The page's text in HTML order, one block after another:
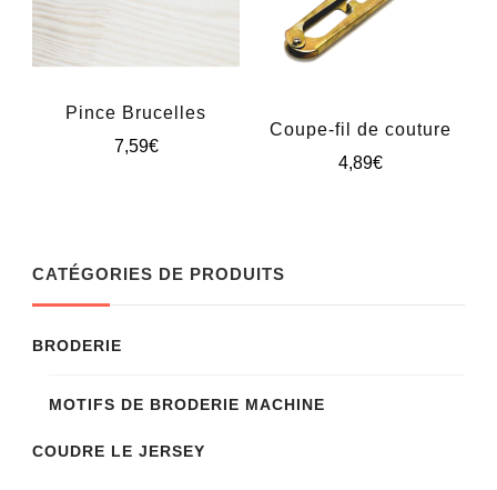
Pince Brucelles
7,59€
Coupe-fil de couture
4,89€
plusieurs
CATÉGORIES DE PRODUITS
BRODERIE
MOTIFS DE BRODERIE MACHINE
COUDRE LE JERSEY